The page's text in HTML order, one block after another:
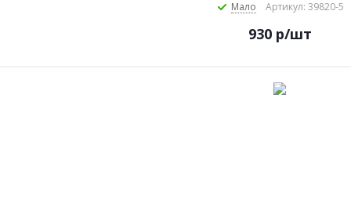
Мало Артикул: 39820-5
930р/шт